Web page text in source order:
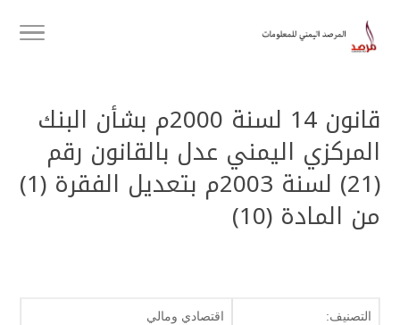
قانون 14 لسنة 2000م بشأن البنك
المركزي اليمني عدل بالقانون رقم
(21) لسنة 2003م بتعديل الفقرة (1)
من المادة (10)
التصنيف: اقتصادي ومالي